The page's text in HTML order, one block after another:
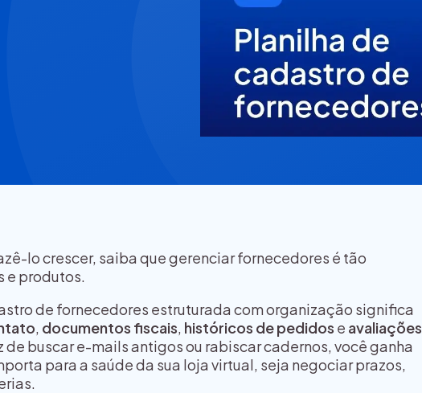
lo crescer, saiba que gerenciar fornecedores é tão
e produtos.
de fornecedores estruturada com organização significa
, documentos fiscais, históricos de pedidos e avaliações
de buscar e-mails antigos ou rabiscar cadernos, você ganha
para a saúde da sua loja virtual, seja negociar prazos,